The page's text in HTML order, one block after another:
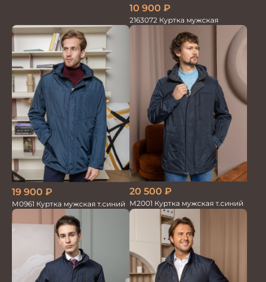
10 900 ₽
2163072 Куртка мужская
19 900 ₽
М0961 Куртка мужская т.синий
20 500 ₽
М2001 Куртка мужская т.синий